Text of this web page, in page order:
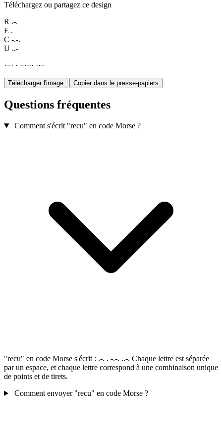
Téléchargez ou partagez ce design
R .-.
E .
C -.-.
U ..-
·−· · −·−· ··−
Télécharger l'image Copier dans le presse-papiers
Questions fréquentes
Comment s'écrit "recu" en code Morse ?
"recu" en code Morse s'écrit : .-. . -.-. ..-. Chaque lettre est séparée
par un espace, et chaque lettre correspond à une combinaison unique
de points et de tirets.
Comment envoyer "recu" en code Morse ?